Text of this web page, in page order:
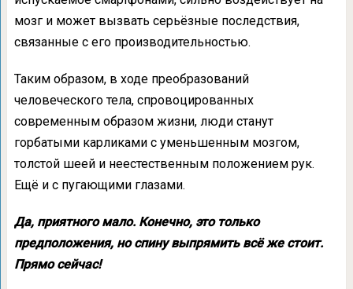
мозг и может вызвать серьёзные последствия,
связанные с его производительностью.
Таким образом, в ходе преобразований
человеческого тела, спровоцированных
современным образом жизни, люди станут
горбатыми карликами с уменьшенным мозгом,
толстой шеей и неестественным положением рук.
Ещё и с пугающими глазами.
Да, приятного мало. Конечно, это только
предположения, но спину выпрямить всё же стоит.
Прямо сейчас!